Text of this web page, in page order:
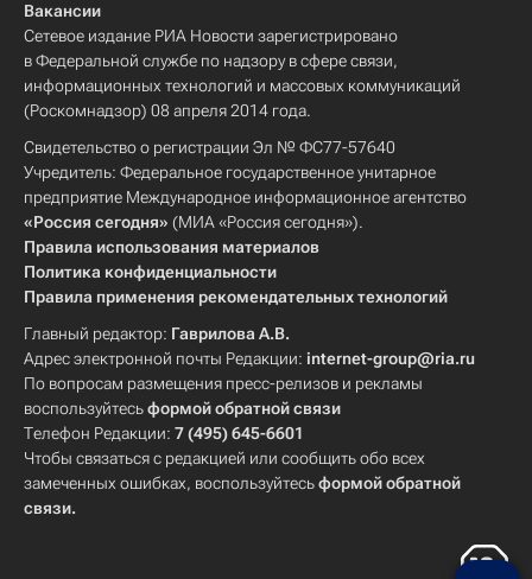
Вакансии
Сетевое издание РИА Новости зарегистрировано
в Федеральной службе по надзору в сфере связи,
информационных технологий и массовых коммуникаций
(Роскомнадзор) 08 апреля 2014 года.
Свидетельство о регистрации Эл № ФС77-57640
Учредитель: Федеральное государственное унитарное
предприятие Международное информационное агентство
«Россия сегодня» (МИА «Россия сегодня»).
Правила использования материалов
Политика конфиденциальности
Правила применения рекомендательных технологий
Главный редактор: Гаврилова А.В.
Адрес электронной почты Редакции: internet-group@ria.ru
По вопросам размещения пресс-релизов и рекламы
воспользуйтесьформой обратной связи
Телефон Редакции: 7 (495) 645-6601
Чтобы связаться с редакцией или сообщить обо всех
замеченных ошибках, воспользуйтесьформой обратной
связи.